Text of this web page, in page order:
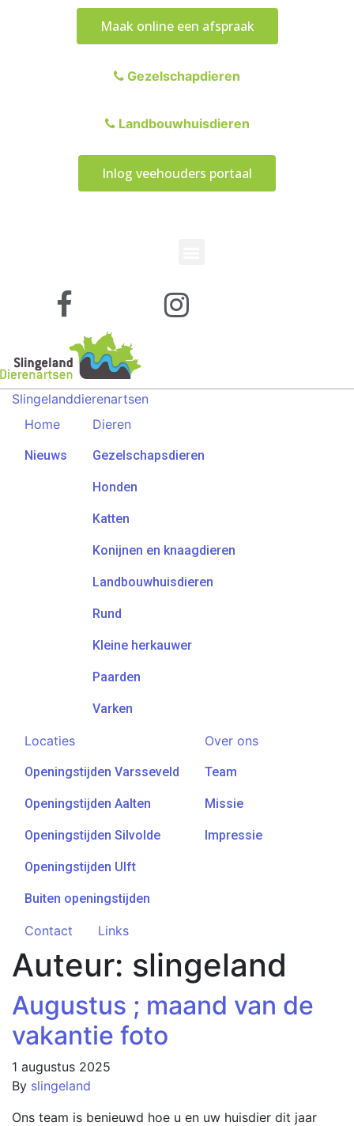
Maak online een afspraak
Gezelschapdieren
Landbouwhuisdieren
Inlog veehouders portaal
Slingelanddierenartsen
Home
Nieuws
Dieren
Gezelschapsdieren
Honden
Katten
Konijnen en knaagdieren
Landbouwhuisdieren
Rund
Kleine herkauwer
Paarden
Varken
Locaties
Openingstijden Varsseveld
Openingstijden Aalten
Openingstijden Silvolde
Openingstijden Ulft
Buiten openingstijden
Over ons
Team
Missie
Impressie
Contact Links
Auteur: slingeland
Augustus ; maand van de
vakantie foto
1 augustus 2025
By slingeland
Ons team is benieuwd hoe u en uw huisdier dit jaar